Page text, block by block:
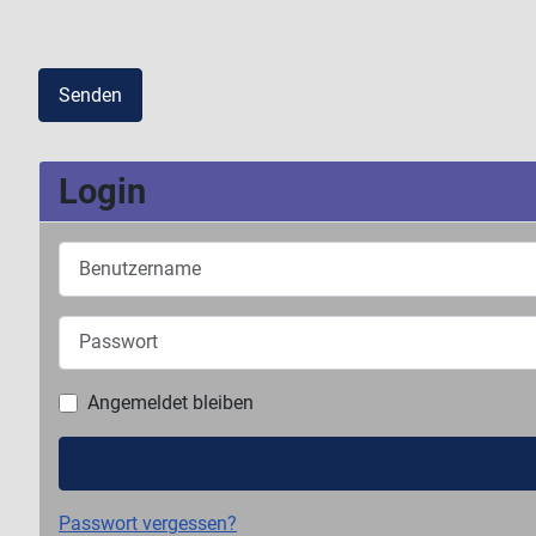
Senden
Login
Angemeldet bleiben
Passwort vergessen?